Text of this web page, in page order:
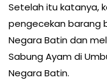
Setelah itu katanya,
pengecekan barang
Negara Batin dan
Sabung Ayam di
Negara Batin.